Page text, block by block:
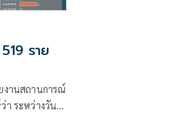
ราย
งานสถานการณ์
า ระหว่างวันที่